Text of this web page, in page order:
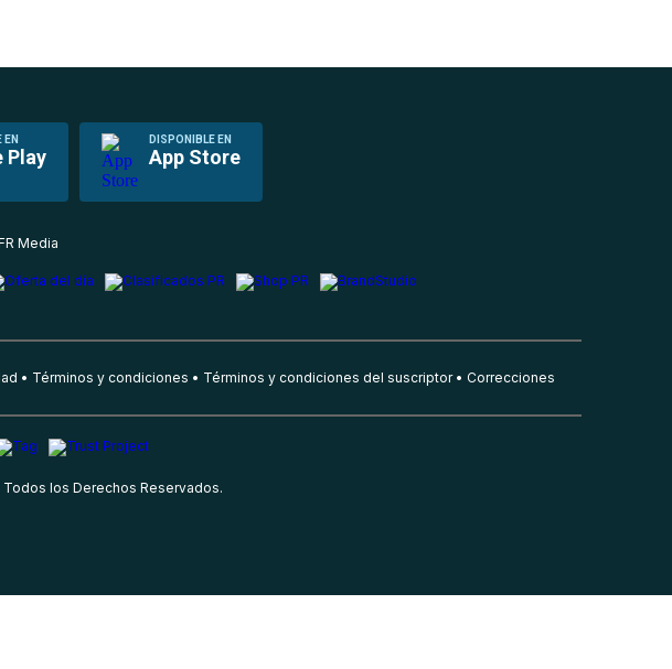
EN
Play
DISPONIBLE EN
App Store
Media
Términos y condiciones Términos y condiciones del suscriptor Correcciones
Todos los Derechos Reservados.